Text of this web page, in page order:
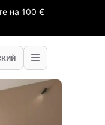
на 100 €